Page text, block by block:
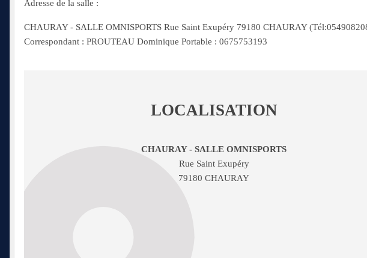
Adresse de la salle :
CHAURAY - SALLE OMNISPORTS Rue Saint Exupéry 79180 CHAURAY
Correspondant : PROUTEAU Dominique Portable : 0675753193
LOCALISATION
CHAURAY - SALLE OMNISPORTS
Rue Saint Exupéry
79180 CHAURAY